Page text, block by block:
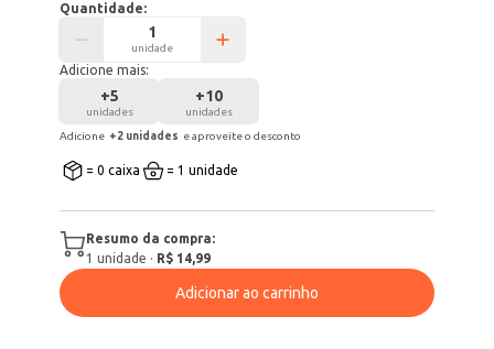
Quantidade:
unidade
Adicione mais:
+5
unidades
+10
unidades
Adicione +2 unidades e aproveite o desconto
= 0 caixa = 1 unidade
Resumo da compra:
1 unidade · R$ 14,99
Adicionar ao carrinho